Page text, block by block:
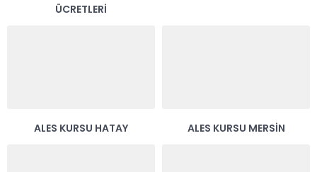
ÜCRETLERI
ALES KURSU HATAY ALES KURSU MERSIN